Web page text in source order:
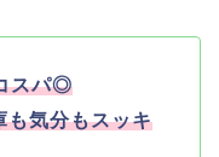
スパ◎
も気分もスッキ